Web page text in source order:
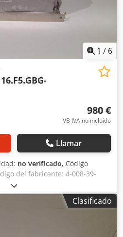
1 / 6
980 €
VB IVA no incluído
Llamar
no verificado, Código
del fabricante: 4-008-39-
No probado -
HOMAG - Si está interesado,
póngase en contacto
Ahbja
Clasificado